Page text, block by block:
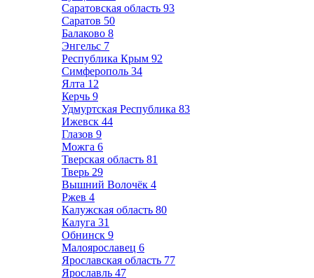
Саратовская область 93
Саратов 50
Балаково 8
Энгельс 7
Республика Крым 92
Симферополь 34
Ялта 12
Керчь 9
Удмуртская Республика 83
Ижевск 44
Глазов 9
Можга 6
Тверская область 81
Тверь 29
Вышний Волочёк 4
Ржев 4
Калужская область 80
Калуга 31
Обнинск 9
Малоярославец 6
Ярославская область 77
Ярославль 47